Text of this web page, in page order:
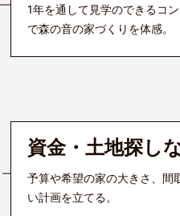
1年を通して見学のできるコ
で森の音の家づくりを体感。
資金・土地探し
予算や希望の家の大きさ、間
い計画を立てる。